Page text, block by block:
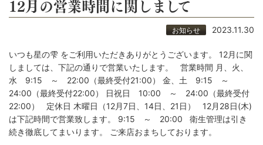
12月の営業時間に関しまして
お知らせ 2023.11.30
いつも星の雫 をご利用いただきありがとうございます。 12月に関
しましては、下記の通りで営業いたします。 営業時間 月、火、
水 9:15 ～ 22:00（最終受付21:00） 金、土 9:15 ～
24:00（最終受付22:00） 日祝日 10:00 ～ 24:00（最終受付
22:00） 定休日 木曜日（12月7日、14日、21日） 12月28日(木)
は下記時間で営業致します。 9:15 ～ 20:00 衛生管理は引き
続き徹底してまいります。 ご来店おまちしております。